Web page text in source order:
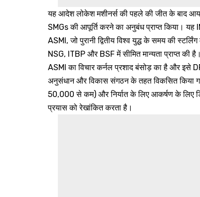
यह आदेश लोकेश मशीनर्स की पहले की जीत के बाद
SMGs की आपूर्ति करने का अनुबंध प्राप्त किया। यह
ASMI, जो पुरानी द्वितीय विश्व युद्ध के समय की
NSG, ITBP और BSF में सीमित मान्यता प्राप्त की है।
ASMI का विचार कर्नल प्रशाद बंसोड़ का है और इसे
अनुसंधान और विकास संगठन के तहत विकसित किया
₹50,000 से कम) और निर्यात के लिए आकर्षण के लिए
प्रयास को रेखांकित करता है।